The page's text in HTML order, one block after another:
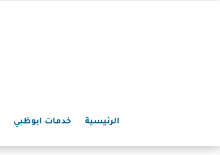
الرئيسية خدمات ابوظبي